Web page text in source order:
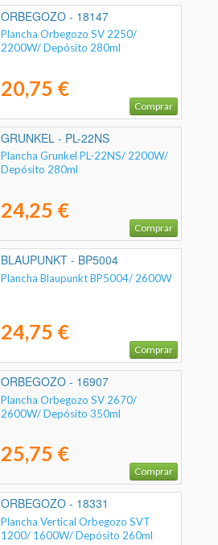
ORBEGOZO - 18147
Plancha Orbegozo SV 2250/
2200W/ Depósito 280ml
20,75 €
Comprar
GRUNKEL - PL-22NS
Plancha Grunkel PL-22NS/ 2200W/
Depósito 280ml
24,25 €
Comprar
BLAUPUNKT - BP5004
Plancha Blaupunkt BP5004/ 2600W
24,75 €
Comprar
ORBEGOZO - 16907
Plancha Orbegozo SV 2670/
2600W/ Depósito 350ml
25,75 €
Comprar
ORBEGOZO - 18331
Plancha Vertical Orbegozo SVT
1200/ 1600W/ Depósito 260ml